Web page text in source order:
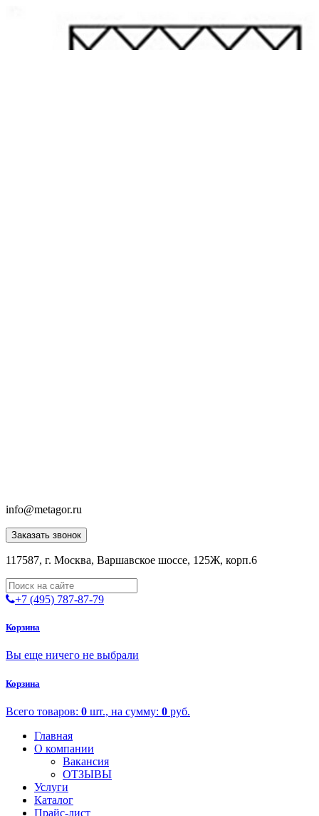
info@metagor.ru
Заказать звонок
117587, г. Москва, Варшавское шоссе, 125Ж, корп.6
+7 (495) 787-87-79
Корзина
Вы еще ничего не выбрали
Корзина
Всего товаров: 0 шт., на сумму: 0 руб.
Главная
О компании
Вакансия
ОТЗЫВЫ
Услуги
Каталог
Прайс-лист